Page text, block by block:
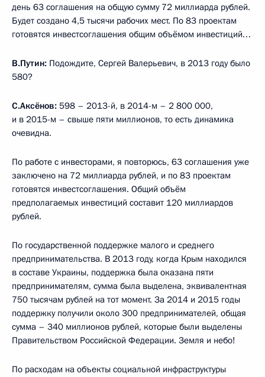
день 63 соглашения на общую сумму 72 миллиарда рублей.
Будет создано 4,5 тысячи рабочих мест. По 83 проектам
готовятся инвестсоглашения общим объёмом инвестиций…
В.Путин: Подождите, Сергей Валерьевич, в 2013 году было
580?
С.Аксёнов: 598 – 2013-й, в 2014-м – 2 800 000,
и в 2015-м – свыше пяти миллионов, то есть динамика
очевидна.
По работе с инвесторами, я повторюсь, 63 соглашения уже
заключено на 72 миллиарда рублей, и по 83 проектам
готовятся инвестсоглашения. Общий объём
предполагаемых инвестиций составит 120 миллиардов
рублей.
По государственной поддержке малого и среднего
предпринимательства. В 2013 году, когда Крым находился
в составе Украины, поддержка была оказана пяти
предпринимателям, сумма была выделена, эквивалентная
750 тысячам рублей на тот момент. За 2014 и 2015 годы
поддержку получили около 300 предпринимателей, общая
сумма – 340 миллионов рублей, которые были выделены
Правительством Российской Федерации. Земля и небо!
По расходам на объекты социальной инфраструктуры